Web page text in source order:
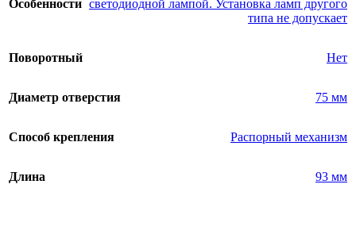
Особенности светодиодной лампой. Установка ламп другого
типа не допускает
Поворотный Нет
Диаметр отверстия 75 мм
Способ крепления Распорный механизм
Длина 93 мм